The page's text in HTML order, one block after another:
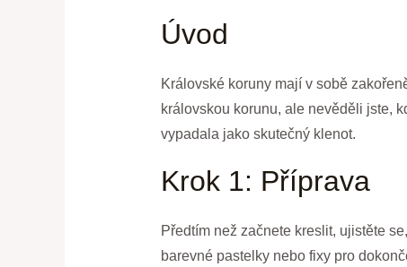
Úvod
Královské koruny mají v sobě
královskou korunu, ale nevěděli jste,
vypadala jako skutečný klenot.
Krok 1: Příprava
Předtím než začnete kreslit, ujistěte
barevné pastelky nebo fixy pro